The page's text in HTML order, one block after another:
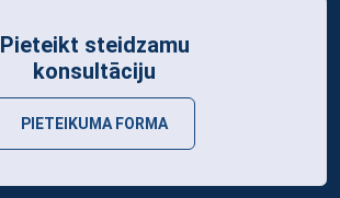
Pieteikt steidzamu
konsultāciju
PIETEIKUMA FORMA